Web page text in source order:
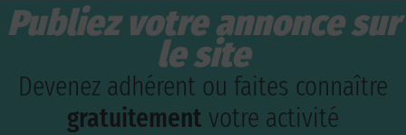
Publiez votre annonce sur
le site
Devenez adhérent ou faites connaître
gratuitement votre activité